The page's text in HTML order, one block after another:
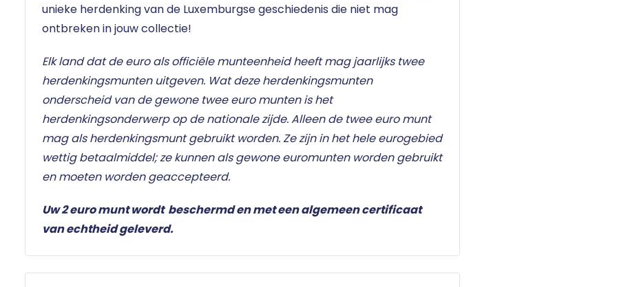
unieke herdenking van de Luxemburgse geschiedenis die niet mag
ontbreken in jouw collectie!
Elk land dat de euro als officiële munteenheid heeft mag jaarlijks twee
herdenkingsmunten uitgeven. Wat deze herdenkingsmunten
onderscheid van de gewone twee euro munten is het
herdenkingsonderwerp op de nationale zijde. Alleen de twee euro munt
mag als herdenkingsmunt gebruikt worden. Ze zijn in het hele eurogebied
wettig betaalmiddel; ze kunnen als gewone euromunten worden gebruikt
en moeten worden geaccepteerd.
Uw 2 euro munt wordt beschermd en met een algemeen certificaat
van echtheidgeleverd.